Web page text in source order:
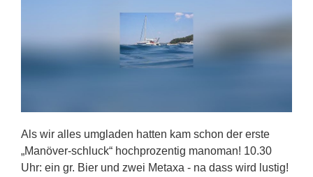
Als wir alles umgladen hatten kam schon der erste
„Manöver-schluck“ hochprozentig manoman! 10.30
Uhr: ein gr. Bier und zwei Metaxa - na dass wird lustig!